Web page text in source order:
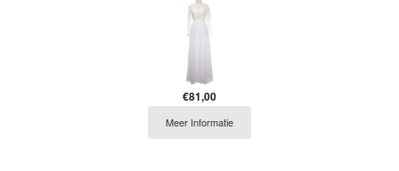
€81,00
Meer Informatie